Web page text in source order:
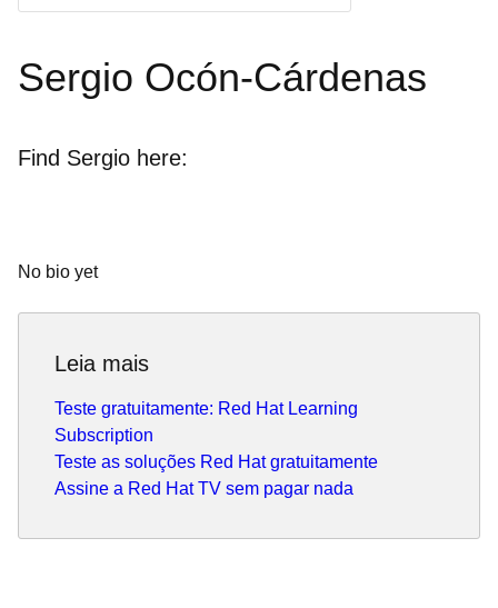
Sergio Ocón-Cárdenas
Find Sergio here:
No bio yet
Leia mais
Teste gratuitamente: Red Hat Learning
Subscription
Teste as soluções Red Hat gratuitamente
Assine a Red Hat TV sem pagar nada